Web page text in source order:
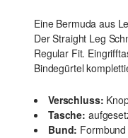
Eine Bermuda aus
Der Straight Leg
Regular Fit.
Bindegürtel
Verschluss:
Tasche:
Bund: Formbund